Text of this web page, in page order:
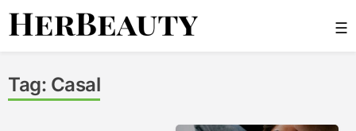
Skip
☰
Tag: Casal